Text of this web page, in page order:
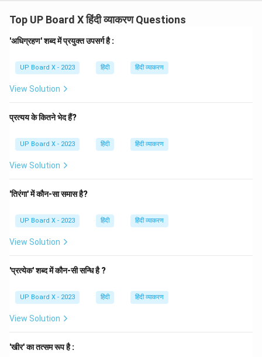
Top UP Board X हिंदी व्याकरण Questions
'अधिग्रहण' शब्द में प्रयुक्त उपसर्ग है :
UP Board X - 2023 हिंदी हिंदी व्याकरण
View Solution
प्रत्यय के कितने भेद हैं?
UP Board X - 2023 हिंदी हिंदी व्याकरण
View Solution
'तिरंगा' में कौन-सा समास है?
UP Board X - 2023 हिंदी हिंदी व्याकरण
View Solution
'प्रत्येक' शब्द में कौन-सी सन्धि है ?
UP Board X - 2023 हिंदी हिंदी व्याकरण
View Solution
'खीर' का तत्सम रूप है :